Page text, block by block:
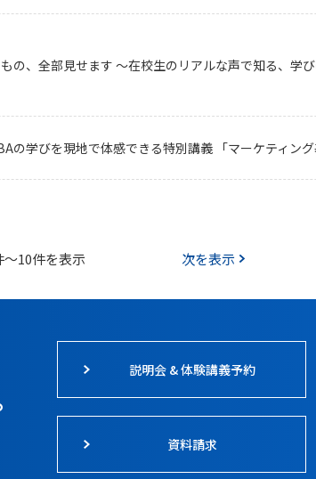
の、全部見せます 〜在校生のリアルな声で知る、学
の学びを現地で体感できる特別講義 「マーケティン
～10件を表示 次を表示
説明会 & 体験講義予約
資料請求